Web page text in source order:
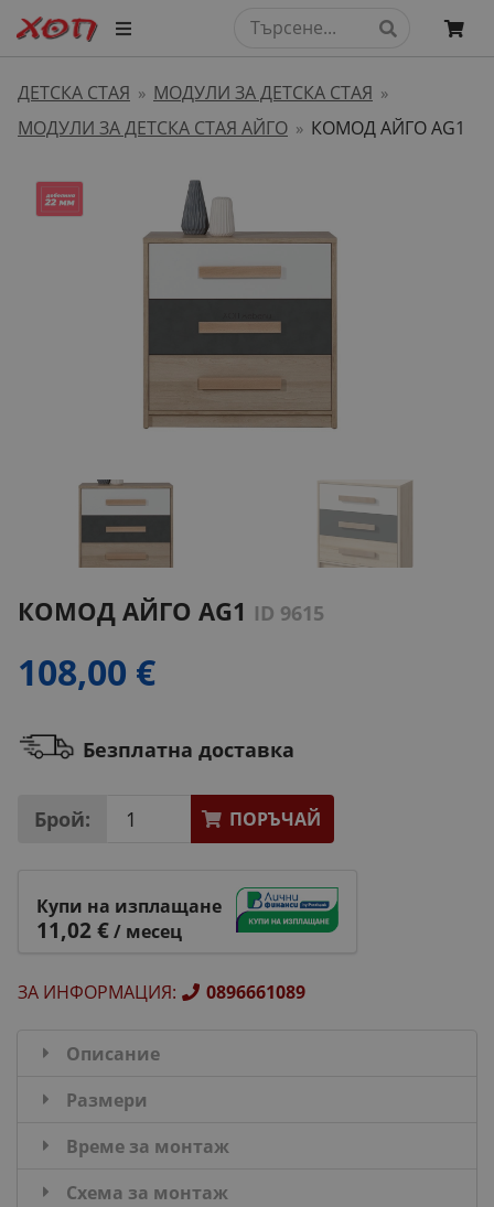
ДЕТСКА СТАЯ » МОДУЛИ ЗА ДЕТСКА СТАЯ »
МОДУЛИ ЗА ДЕТСКА СТАЯ АЙГО » КОМOД АЙГО AG1
КОМOД АЙГО AG1 ID 9615
108,00 €
Безплатна доставка
Брой: ПОРЪЧАЙ
Купи на изплащане
11,02 €/ месец
ЗА ИНФОРМАЦИЯ: 0896661089
Описание
Размери
Време за монтаж
Схема за монтаж